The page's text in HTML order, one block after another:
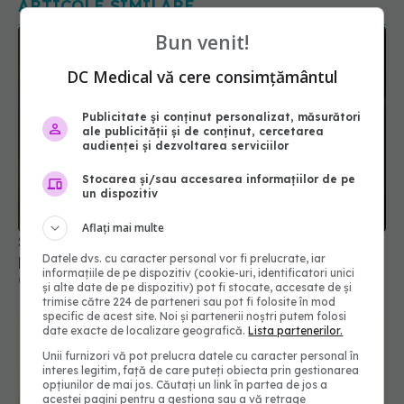
Statul acordă un sprijin de 15.000 de lei. Cine
04 aug 2026, 21:01
Bun venit!
DC Medical vă cere consimțământul
Publicitate și conținut personalizat, măsurători
ale publicității și de conținut, cercetarea
audienței și dezvoltarea serviciilor
Stocarea și/sau accesarea informațiilor de pe
un dispozitiv
Aflați mai multe
Datele dvs. cu caracter personal vor fi prelucrate, iar
informațiile de pe dispozitiv (cookie-uri, identificatori unici
și alte date de pe dispozitiv) pot fi stocate, accesate de și
trimise către 224 de parteneri sau pot fi folosite în mod
specific de acest site. Noi și partenerii noștri putem folosi
date exacte de localizare geografică.Lista partenerilor.
Unii furnizori vă pot prelucra datele cu caracter personal în
interes legitim, față de care puteți obiecta prin gestionarea
opțiunilor de mai jos. Căutați un link în partea de jos a
acestei pagini pentru a gestiona sau a vă retrage